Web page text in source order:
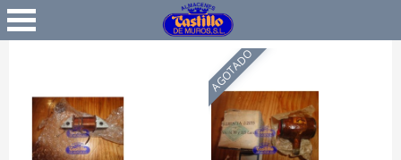
Favoritos
AGOTADO